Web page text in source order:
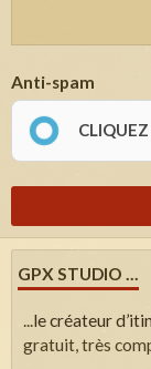
Anti-spam
GPX STUDIO ...
...le créateur
gratuit, très